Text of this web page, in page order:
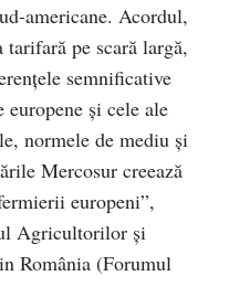
americane. Acordul,
pe scară largă,
semnificative
și cele ale
normele de mediu și
Mercosur creează
europeni”,
Agricultorilor și
România (Forumul